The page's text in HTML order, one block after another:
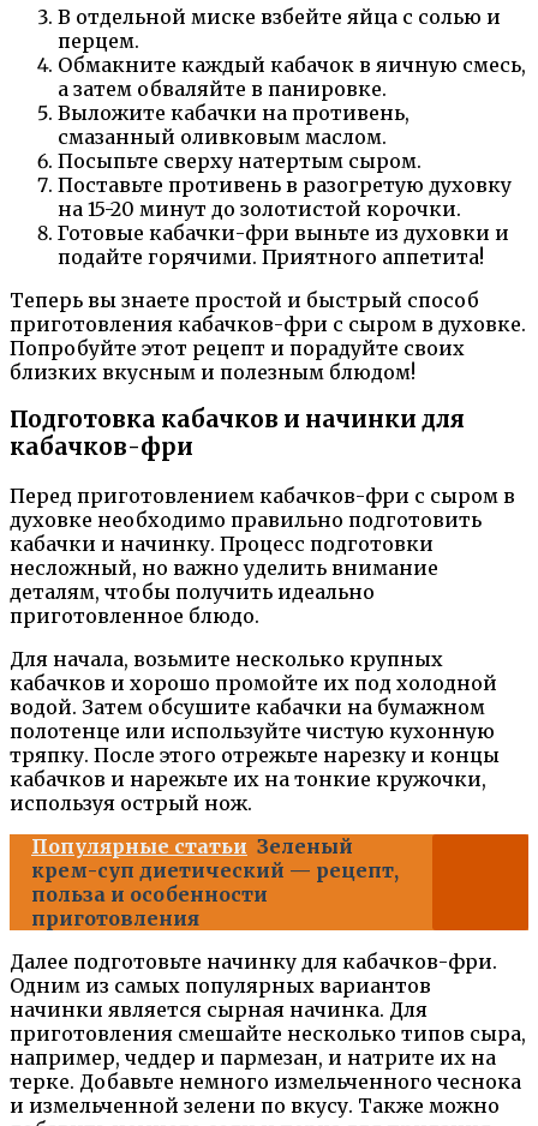
В отдельной миске взбейте яйца с солью и
перцем.
Обмакните каждый кабачок в яичную смесь,
а затем обваляйте в панировке.
Выложите кабачки на противень,
смазанный оливковым маслом.
Посыпьте сверху натертым сыром.
Поставьте противень в разогретую духовку
на 15-20 минут до золотистой корочки.
Готовые кабачки-фри выньте из духовки и
подайте горячими. Приятного аппетита!
Теперь вы знаете простой и быстрый способ
приготовления кабачков-фри с сыром в духовке.
Попробуйте этот рецепт и порадуйте своих
близких вкусным и полезным блюдом!
Подготовка кабачков и начинки для
кабачков-фри
Перед приготовлением кабачков-фри с сыром в
духовке необходимо правильно подготовить
кабачки и начинку. Процесс подготовки
несложный, но важно уделить внимание
деталям, чтобы получить идеально
приготовленное блюдо.
Для начала, возьмите несколько крупных
кабачков и хорошо промойте их под холодной
водой. Затем обсушите кабачки на бумажном
полотенце или используйте чистую кухонную
тряпку. После этого отрежьте нарезку и концы
кабачков и нарежьте их на тонкие кружочки,
используя острый нож.
Популярные статьи Зеленый
крем-суп диетический — рецепт,
польза и особенности
приготовления
Далее подготовьте начинку для кабачков-фри.
Одним из самых популярных вариантов
начинки является сырная начинка. Для
приготовления смешайте несколько типов сыра,
например, чеддер и пармезан, и натрите их на
терке. Добавьте немного измельченного чеснока
и измельченной зелени по вкусу. Также можно